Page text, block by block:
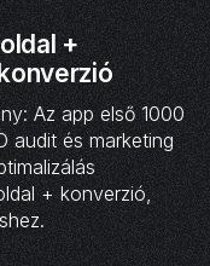
+
Az app első 1000
audit és marketing
+ konverzió,